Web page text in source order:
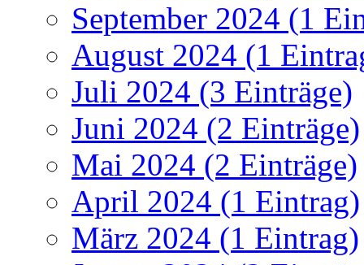
September 2024 (1
August 2024 (1
Juli 2024 (3 Einträge)
Juni 2024 (2 Einträge)
Mai 2024 (2 Einträge)
April 2024 (1 Eintrag)
März 2024 (1 Eintrag)